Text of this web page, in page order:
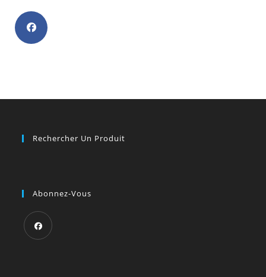
Rechercher Un Produit
Abonnez-Vous